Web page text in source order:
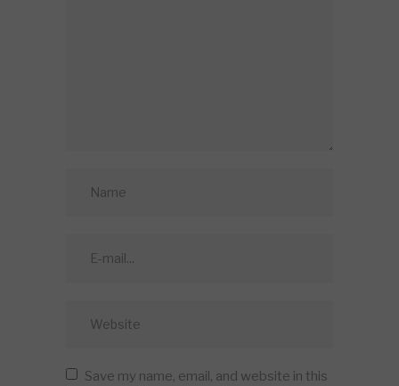
Save my name, email, and website in this